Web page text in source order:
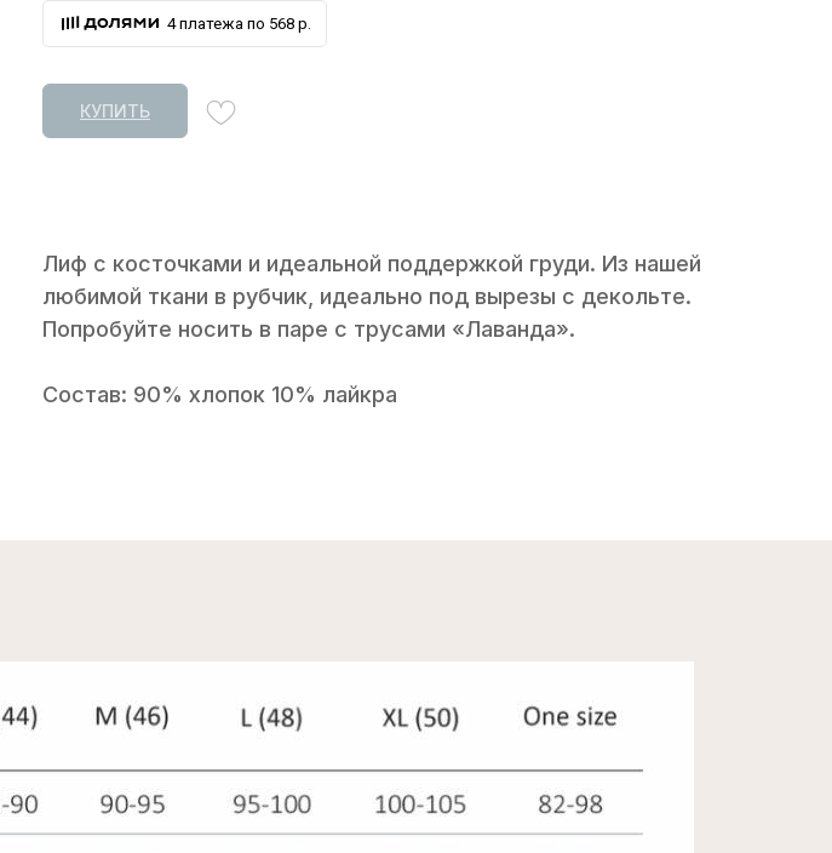
4 платежа по 568 р.
КУПИТЬ
Лиф с косточками и идеальной поддержкой груди. Из нашей
любимой ткани в рубчик, идеально под вырезы с декольте.
Попробуйте носить в паре с трусами «Лаванда».
Состав: 90% хлопок 10% лайкра